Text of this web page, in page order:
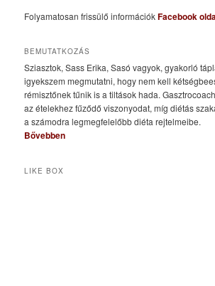
Folyamatosan frissülő információkFacebook
BEMUTATKOZÁS
Sziasztok, Sass Erika, Sasó vagyok, gyakorló
igyekszem megmutatni, hogy nem kell
rémisztőnek tűnik is a tiltások hada.
az ételekhez fűződő viszonyodat, míg diétás
a számodra legmegfelelőbb diéta rejtelmeibe.
Bővebben
LIKE BOX